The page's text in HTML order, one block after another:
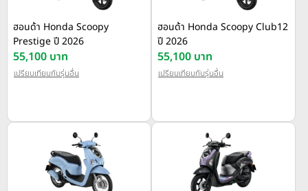
ฮอนด้า Honda Scoopy
Prestige ปี 2026
55,100 บาท
เปรียบเทียบกับรุ่นอื่น
ฮอนด้า Honda Scoopy Club12
ปี 2026
55,100 บาท
เปรียบเทียบกับรุ่นอื่น